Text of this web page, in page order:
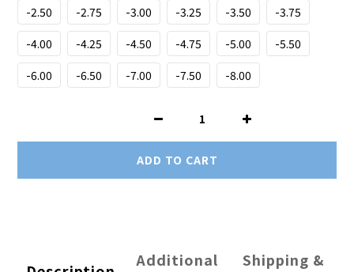
-2.50
-2.75 -3.00 -3.25 -3.50
-3.75
-4.00
-4.25 -4.50 -4.75 -5.00
-5.50
-6.00
-6.50 -7.00 -7.50 -8.00
ADD TO CART
Additional
Shipping &